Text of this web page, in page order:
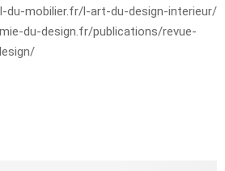
du-mobilier.fr/l-art-du-design-interieur/
du-design.fr/publications/revue-